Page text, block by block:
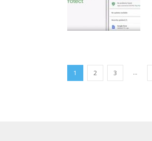
1 2 3 ...